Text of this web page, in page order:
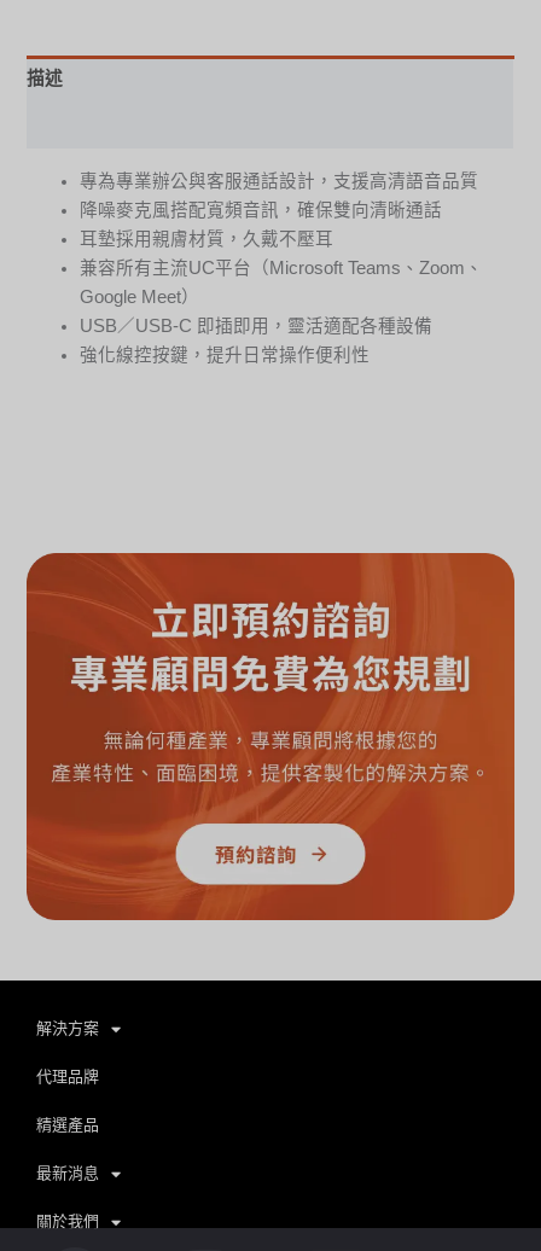
描述
專為專業辦公與客服通話設計，支援高清語音品質
降噪麥克風搭配寬頻音訊，確保雙向清晰通話
耳墊採用親膚材質，久戴不壓耳
兼容所有主流UC平台（Microsoft Teams、Zoom、
Google Meet）
USB／USB-C 即插即用，靈活適配各種設備
強化線控按鍵，提升日常操作便利性
解決方案
代理品牌
精選產品
最新消息
關於我們